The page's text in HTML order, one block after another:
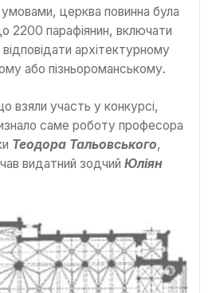
церква повинна була
2200 парафіянин, включати
архітектурному
або пізньороманському.
взяли участь у конкурсі,
саме роботу професора
Теодора Тальовського,
видатний зодчий Юліян